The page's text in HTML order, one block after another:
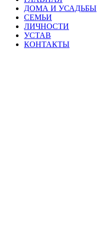
ДОМА И УСАДЬБЫ
СЕМЬИ
ЛИЧНОСТИ
УСТАВ
КОНТАКТЫ